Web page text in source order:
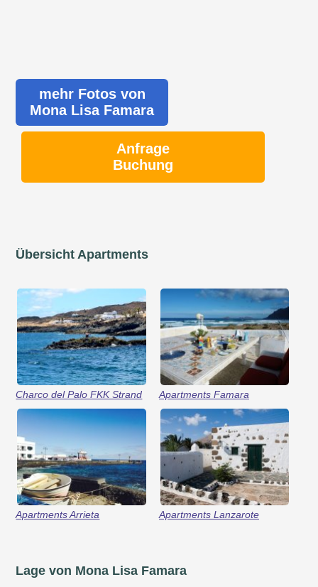
mehr Fotos von
Mona Lisa Famara
Anfrage
Buchung
Übersicht Apartments
Charco del Palo FKK Strand Apartments Famara
Apartments Arrieta Apartments Lanzarote
Lage von Mona Lisa Famara